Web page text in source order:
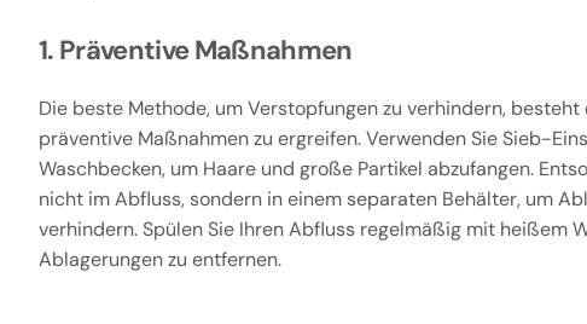
1. Präventive Maßnahmen
Die beste Methode, um Verstopfungen zu verhindern,
präventive Maßnahmen zu ergreifen. Verwenden Sie Sieb-
Waschbecken, um Haare und große Partikel abzufangen.
nicht im Abfluss, sondern in einem separaten Behälter, um
verhindern. Spülen Sie Ihren Abfluss regelmäßig mit heißem
Ablagerungen zu entfernen.